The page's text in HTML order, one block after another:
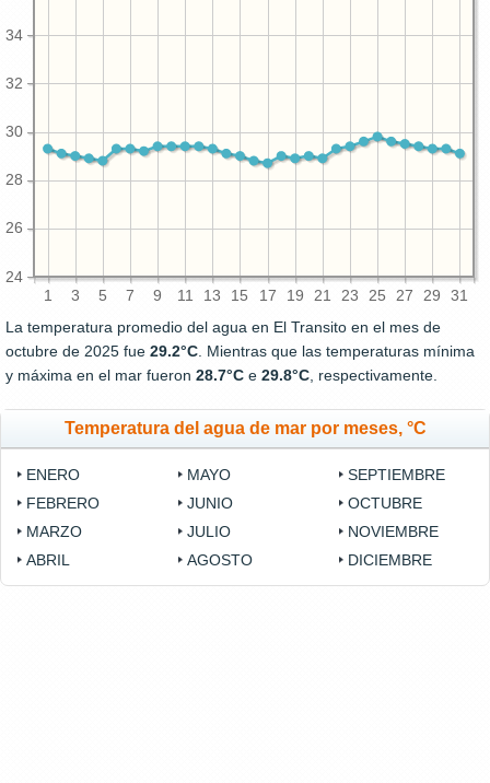
1 3 5 7 9 11 13 15 17 19 21 23 25 27 29 31
24
26
28
30
32
34
La temperatura promedio del agua en El Transito en el mes de
octubre de 2025 fue 29.2°C . Mientras que las temperaturas mínima
y máxima en el mar fueron 28.7°C e 29.8°C , respectivamente.
Temperatura del agua de mar por meses, °C
ENERO
FEBRERO
MARZO
ABRIL
MAYO
JUNIO
JULIO
AGOSTO
SEPTIEMBRE
OCTUBRE
NOVIEMBRE
DICIEMBRE